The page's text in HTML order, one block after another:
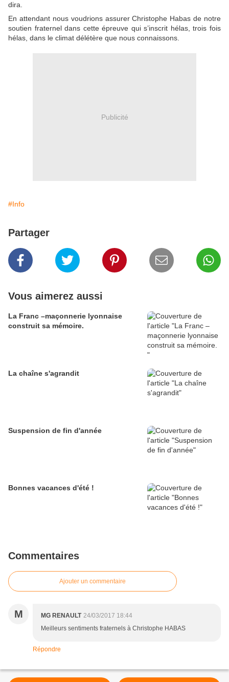
dira.
En attendant nous voudrions assurer Christophe Habas de notre
soutien fraternel dans cette épreuve qui s’inscrit hélas, trois fois
hélas, dans le climat délétère que nous connaissons.
Publicité
#Info
Partager
Vous aimerez aussi
La Franc –maçonnerie lyonnaise
construit sa mémoire.
La chaîne s'agrandit
Suspension de fin d'année
Bonnes vacances d'été !
Commentaires
Ajouter un commentaire
M MG RENAULT 24/03/2017 18:44
Meilleurs sentiments fraternels à Christophe HABAS
Répondre